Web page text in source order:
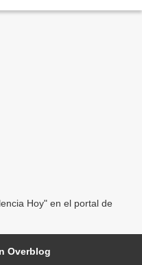
Hoy" en el portal de
Overblog